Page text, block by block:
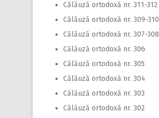
Călăuză ortodoxă nr. 311-312
Călăuză ortodoxă nr. 309-310
Călăuză ortodoxă nr. 307-308
Călăuză ortodoxă nr. 306
Călăuză ortodoxă nr. 305
Călăuză ortodoxă nr. 304
Călăuză ortodoxă nr. 303
Călăuză ortodoxă nr. 302